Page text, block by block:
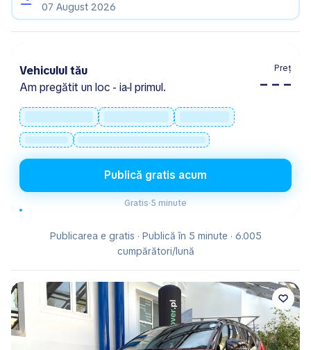
07 August 2026
Vehiculul tău
Am pregătit un loc - ia-l primul.
Preț
– – –
Publică gratis acum
Gratis·5 minute
Publicarea e gratis · Publică în 5 minute · 6.005
cumpărători/lună